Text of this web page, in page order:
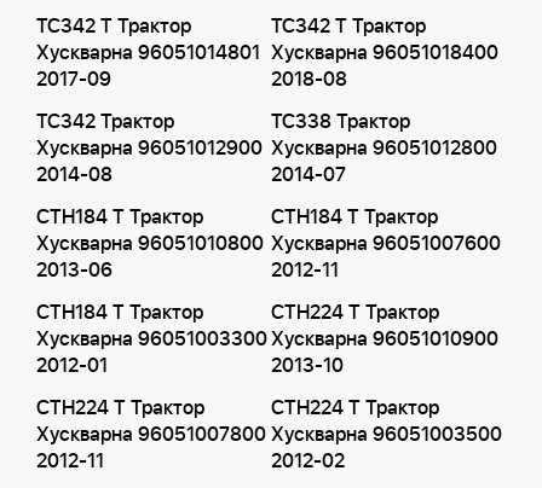
TC342 T Трактор
Хускварна 96051014801
2017-09
TC342 T Трактор
Хускварна 96051018400
2018-08
TC342 Трактор
Хускварна 96051012900
2014-08
TC338 Трактор
Хускварна 96051012800
2014-07
CTH184 T Трактор
Хускварна 96051010800
2013-06
CTH184 T Трактор
Хускварна 96051007600
2012-11
CTH184 T Трактор
Хускварна 96051003300
2012-01
CTH224 T Трактор
Хускварна 96051010900
2013-10
CTH224 T Трактор
Хускварна 96051007800
2012-11
CTH224 T Трактор
Хускварна 96051003500
2012-02